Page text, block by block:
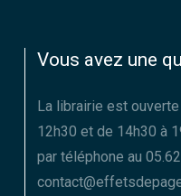
Vous avez une
La librairie est
12h30 et de 14h30 à
par téléphone au